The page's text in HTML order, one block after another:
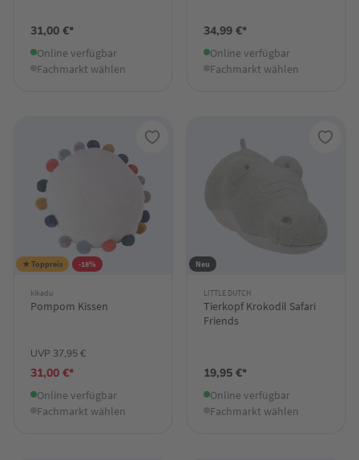
31,00 €*
Online verfügbar
Fachmarkt wählen
34,99 €*
Online verfügbar
Fachmarkt wählen
★ Toppreis -18%
kikadu
Pompom Kissen
UVP 37,95 €
31,00 €*
Online verfügbar
Fachmarkt wählen
Neu
LITTLE DUTCH
Tierkopf Krokodil Safari
Friends
19,95 €*
Online verfügbar
Fachmarkt wählen